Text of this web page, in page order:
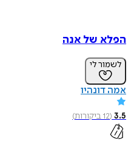
הפלא של אנה
לשמור לי
אמה דונהיו
3.5
(
12ביקורות)